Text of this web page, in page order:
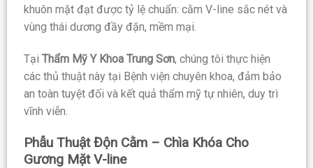
khuôn mặt đạt được tỷ lệ chuẩn: cằm V-line sắc nét và
vùng thái dương đầy đặn, mềm mại.
Tại Thẩm Mỹ Y Khoa Trung Sơn, chúng tôi thực hiện
các thủ thuật này tại Bệnh viện chuyên khoa, đảm bảo
an toàn tuyệt đối và kết quả thẩm mỹ tự nhiên, duy trì
vĩnh viễn.
Phẫu Thuật Độn Cằm – Chìa Khóa Cho
Gương Mặt V-line